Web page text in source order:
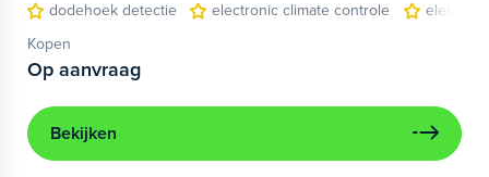
dodehoek detectie
electronic climate controle
Kopen
Op aanvraag
Bekijken